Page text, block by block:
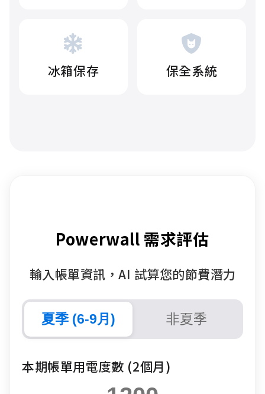
冰箱保存 保全系統
Powerwall 需求評估
輸入帳單資訊，AI 試算您的節費潛力
夏季 (6-9月) 非夏季
本期帳單用電度數 (2個月)